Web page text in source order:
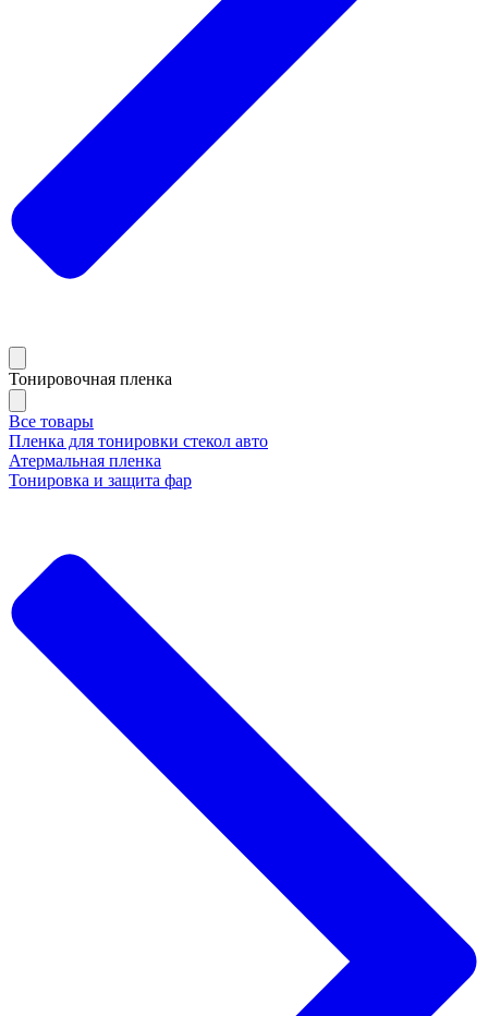
Тонировочная пленка
Все товары
Пленка для тонировки стекол авто
Атермальная пленка
Тонировка и защита фар